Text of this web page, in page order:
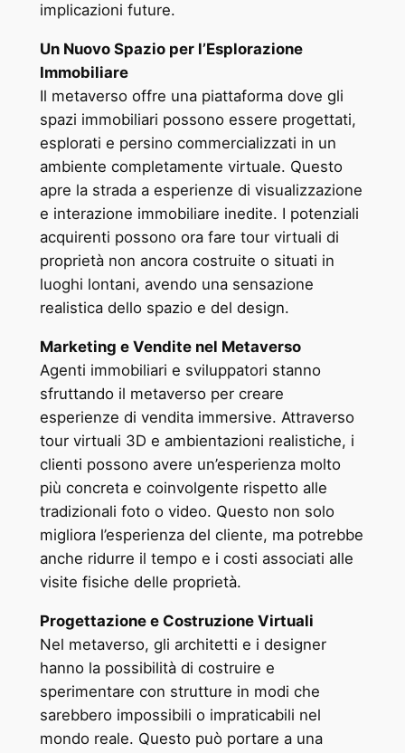
implicazioni future.
Un Nuovo Spazio per l’Esplorazione
Immobiliare
Il metaverso offre una piattaforma dove gli
spazi immobiliari possono essere progettati,
esplorati e persino commercializzati in un
ambiente completamente virtuale. Questo
apre la strada a esperienze di visualizzazione
e interazione immobiliare inedite. I potenziali
acquirenti possono ora fare tour virtuali di
proprietà non ancora costruite o situati in
luoghi lontani, avendo una sensazione
realistica dello spazio e del design.
Marketing e Vendite nel Metaverso
Agenti immobiliari e sviluppatori stanno
sfruttando il metaverso per creare
esperienze di vendita immersive. Attraverso
tour virtuali 3D e ambientazioni realistiche, i
clienti possono avere un’esperienza molto
più concreta e coinvolgente rispetto alle
tradizionali foto o video. Questo non solo
migliora l’esperienza del cliente, ma potrebbe
anche ridurre il tempo e i costi associati alle
visite fisiche delle proprietà.
Progettazione e Costruzione Virtuali
Nel metaverso, gli architetti e i designer
hanno la possibilità di costruire e
sperimentare con strutture in modi che
sarebbero impossibili o impraticabili nel
mondo reale. Questo può portare a una